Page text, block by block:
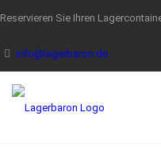
Reservieren Sie Ihren
info@lagerbaron.de